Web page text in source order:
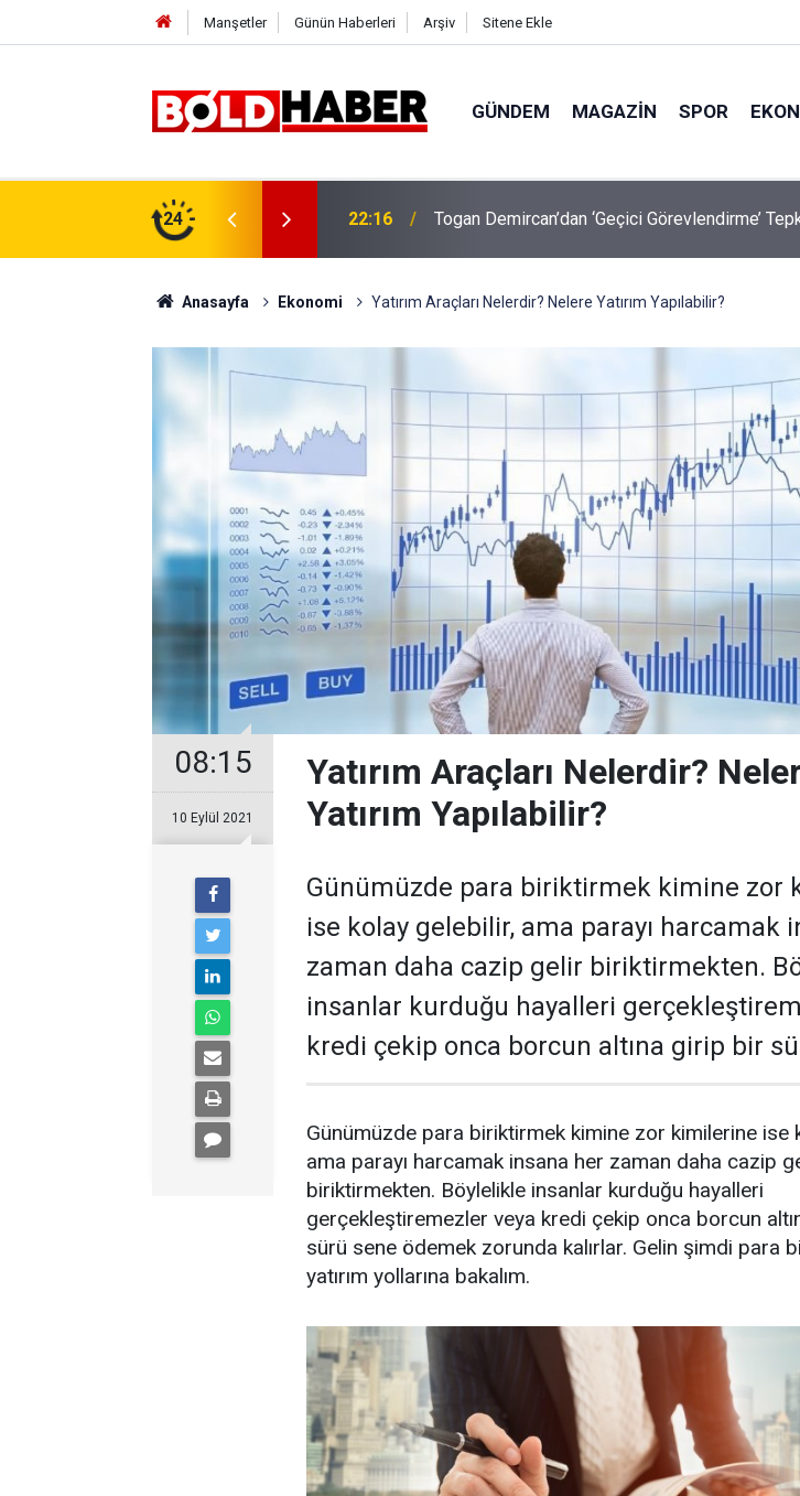
Manşetler Günün Haberleri Arşiv Sitene Ekle
GÜNDEM MAGAZIN SPOR
24 19:32 Sıcak Havalarda Ödem Şikayetini Hafife
Anasayfa Ekonomi Yatırım Araçları Nelerdir? Nelere Yatırım Yapılabilir?
08:15
10 Eylül 2021
Yatırım Araçları Nelerdir?
Yatırım Yapılabilir?
Günümüzde para biriktirmek kimine zor
ise kolay gelebilir, ama parayı harcamak
zaman daha cazip gelir biriktirmekten.
insanlar kurduğu hayalleri
kredi çekip onca borcun altına girip bir
Günümüzde para biriktirmek kimine zor kimilerine ise
ama parayı harcamak insana her zaman daha cazip
biriktirmekten. Böylelikle insanlar kurduğu hayalleri
gerçekleştiremezler veya kredi çekip onca borcun
sürü sene ödemek zorunda kalırlar. Gelin şimdi para
yatırım yollarına bakalım.